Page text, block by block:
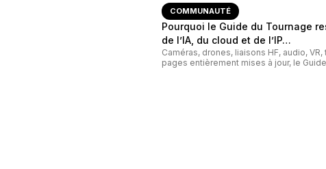
COMMUNAUTÉ
Pourquoi le Guide du Tournage
de l’IA, du cloud et de l’IP…
Caméras, drones, liaisons HF, audio,
pages entièrement mises à jour, le